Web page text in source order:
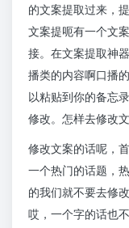
的文案提取过来，
文案提呃有一个文
接。在文案提取神
播类的内容啊口播
以粘贴到你的备忘
修改。怎样去修改
修改文案的话呢，
一个热门的话题，
的我们就不要去修
哎，一个字的话也